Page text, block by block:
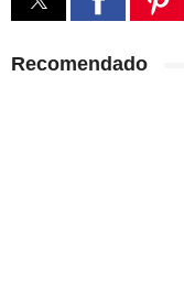
Recomendado